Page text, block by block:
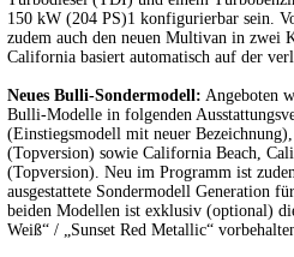
150 kW (204 PS)1 konfigurierbar sein.
zudem auch den neuen Multivan in zwei
California basiert automatisch auf der
Neues Bulli-Sondermodell: Angeboten
Bulli-Modelle in folgenden
(Einstiegsmodell mit neuer
(Topversion) sowie California Beach,
(Topversion). Neu im Programm ist
ausgestattete Sondermodell Generation
beiden Modellen ist exklusiv (optional)
Weiß“ / „Sunset Red Metallic“